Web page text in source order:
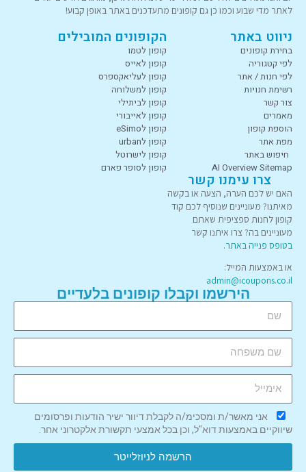
לאתר מדי שבוע וכמו כן גם קופונים מתעדכנים באתר באופן קבוע!
ניווט באתר
בחירת קופונים
לפי קטגוריה
לפי חנות / אתר
רשימת חנויות
צור קשר
מאמרים
הוספת קופון
מפת אתר
חיפוש באתר
AI Overview Sitemap
הקופונים המובילים
קופון לטמו
קופון לאייס
קופון לעליאקספרס
קופון למשלוחה
קופון לביתילי
קופון לאייבורי
קופון לeSimo
קופון לurban
קופון לישרוטל
קופון לסופר פארם
צרו עימנו קשר
האם יש לכם הערה, הצעה או בקשה
מאיתנו? מעוניינים שנוסיף לכם קוד
קופון לחנות ספציפית שאתם
מעוניינים בה? צרו איתנו קשר
בטופס פנייה באתר.
או באמצעות המייל:
admin@icoupons.co.il
הירשמו וקבלו קופונים בלעדיים
אני מאשר/ת ומסכימ/ה לקבלת דיוור ישיר הודעות ופרסומים
שיווקיים באמצעות דוא"ל, וכן בכל אמצעי תקשורת אלקטרוני אחר.
הרשמה לניוזלייטר